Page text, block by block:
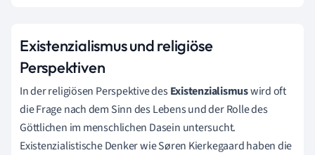
Existenzialismus und religiöse
Perspektiven
In der religiösen Perspektive desExistenzialismuswird oft
die Frage nach dem Sinn des Lebens und der Rolle des
Göttlichen im menschlichen Dasein untersucht.
Existenzialistische Denker wie Søren Kierkegaard haben die